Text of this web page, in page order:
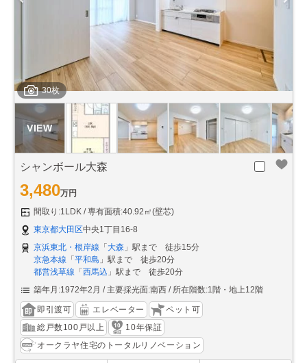
30枚
シャンボール大森
3,480万円
間取り:1LDK
専有面積:40.92㎡(壁芯)
東京都大田区中央1丁目16-8
京浜東北・根岸線 「 大森 」駅まで 徒歩15分
京急本線 「 平和島 」駅まで 徒歩20分
都営浅草線 「 西馬込 」駅まで 徒歩20分
築年月:1972年2月
主要採光面:南西 所在階数:1階・地上12階
即引渡可 エレベーター
ペット可
総戸数100戸以上
10年保証
オークラヤ住宅のトータルリノベーション